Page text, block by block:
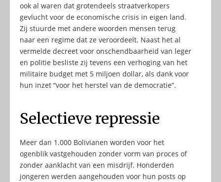
ook al waren dat grotendeels straatverkopers
gevlucht voor de economische crisis in eigen land.
Zij stuurde met andere woorden mensen terug
naar een regime dat ze veroordeelt. Naast het al
vermelde decreet voor onschendbaarheid van leger
en politie besliste zij tevens een verhoging van het
militaire budget met 5 miljoen dollar, als dank voor
hun inzet “voor het herstel van de democratie”.
Selectieve repressie
Meer dan 1.000 Bolivianen worden voor het
ogenblik vastgehouden zonder vorm van proces of
zonder aanklacht van een misdrijf. Honderden
jongeren werden aangehouden voor hun posts op